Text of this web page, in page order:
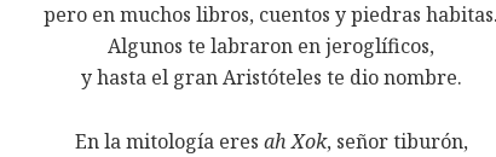
pero en muchos libros, cuentos y piedras habitas.
Algunos te labraron en jeroglíficos,
y hasta el gran Aristóteles te dio nombre.
En la mitología eres ah Xok, señor tiburón,